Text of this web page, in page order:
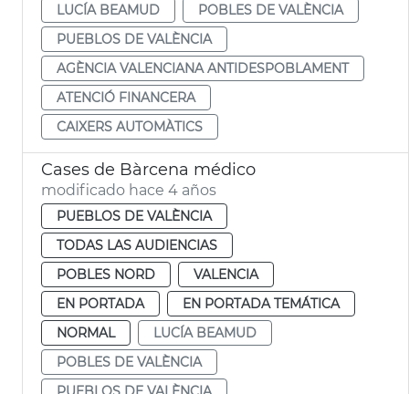
LUCÍA BEAMUD
POBLES DE VALÈNCIA
PUEBLOS DE VALÈNCIA
AGÈNCIA VALENCIANA ANTIDESPOBLAMENT
ATENCIÓ FINANCERA
CAIXERS AUTOMÀTICS
Cases de Bàrcena médico
modificado hace 4 años
PUEBLOS DE VALÈNCIA
TODAS LAS AUDIENCIAS
POBLES NORD
VALENCIA
EN PORTADA
EN PORTADA TEMÁTICA
NORMAL
LUCÍA BEAMUD
POBLES DE VALÈNCIA